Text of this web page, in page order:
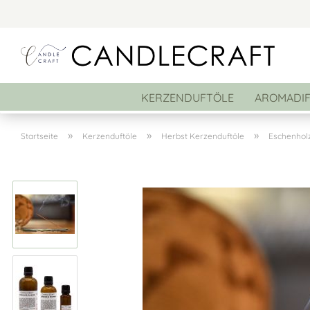
KERZENDUFTÖLE
Startseite » Kerzenduftöle » Herbst Kerzenduftöle »